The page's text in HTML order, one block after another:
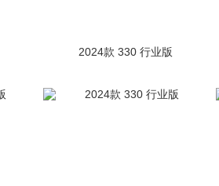
2024款 330 行业版